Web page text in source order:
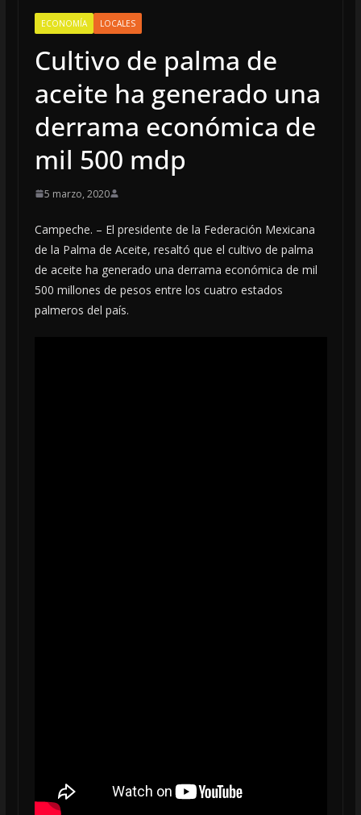
ECONOMÍA LOCALES
Cultivo de palma de
aceite ha generado una
derrama económica de
mil 500 mdp
5 marzo, 2020
Campeche. – El presidente de la Federación Mexicana
de la Palma de Aceite, resaltó que el cultivo de palma
de aceite ha generado una derrama económica de mil
500 millones de pesos entre los cuatro estados
palmeros del país.